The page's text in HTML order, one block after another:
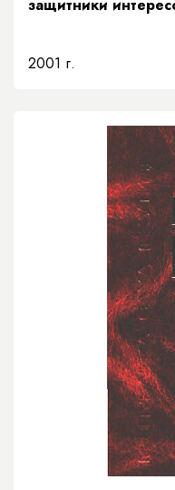
защитники
2001 г.